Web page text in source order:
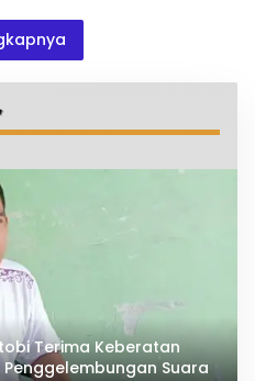
Terima Keberatan
Penggelembungan Suara